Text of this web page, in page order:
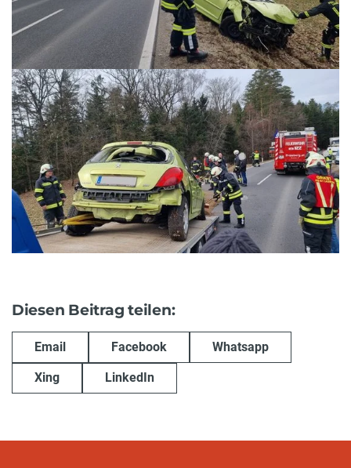
Diesen Beitrag teilen:
Email Facebook Whatsapp
Xing LinkedIn